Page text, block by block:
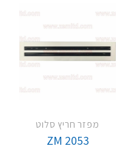
מפזר חריץ סלוט
ZM 2053